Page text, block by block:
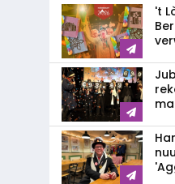
't